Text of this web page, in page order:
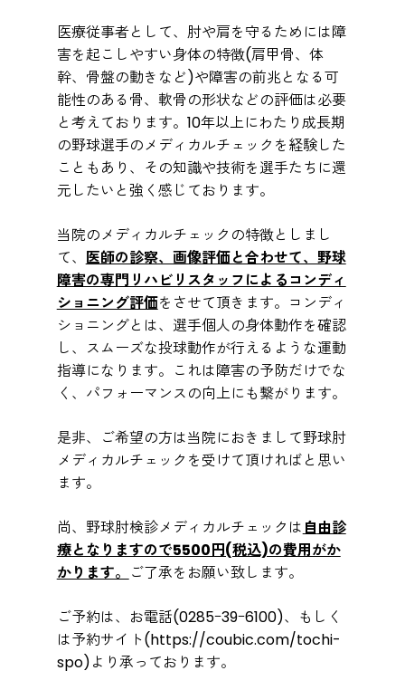
医療従事者として、肘や肩を守るためには障
害を起こしやすい身体の特徴(肩甲骨、体
幹、骨盤の動きなど)や障害の前兆となる可
能性のある骨、軟骨の形状などの評価は必要
と考えております。10年以上にわたり成長期
の野球選手のメディカルチェックを経験した
こともあり、その知識や技術を選手たちに還
元したいと強く感じております。
当院のメディカルチェックの特徴としまし
て、 医師の診察、画像評価と合わせて、野球
障害の専門リハビリスタッフによるコンディ
ショニング評価をさせて頂きます。コンディ
ショニングとは、選手個人の身体動作を確認
し、スムーズな投球動作が行えるような運動
指導になります。これは障害の予防だけでな
く、パフォーマンスの向上にも繋がります。
是非、ご希望の方は当院におきまして野球肘
メディカルチェックを受けて頂ければと思い
ます。
尚、野球肘検診メディカルチェックは 自由診
療となりますので5500円(税込)の費用がか
かります。 ご了承をお願い致します。
ご予約は、お電話(0285ｰ39ｰ6100)、もしく
は予約サイト(https://coubic.com/tochi-
spo)より承っております。